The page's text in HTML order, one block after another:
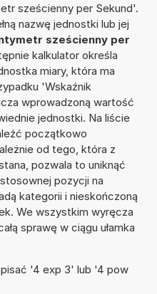
sześcienny per Sekund'.
nazwę jednostki lub jej
sześcienny per
kalkulator określa
miary, która ma
'Wskaźnik
wprowadzoną wartość
jednostki. Na liście
początkowo
od tego, która z
pozwala to uniknąć
pozycji na
kategorii i nieskończoną
We wszystkim wyręcza
sprawę w ciągu ułamka
'4 exp 3' lub '4 pow